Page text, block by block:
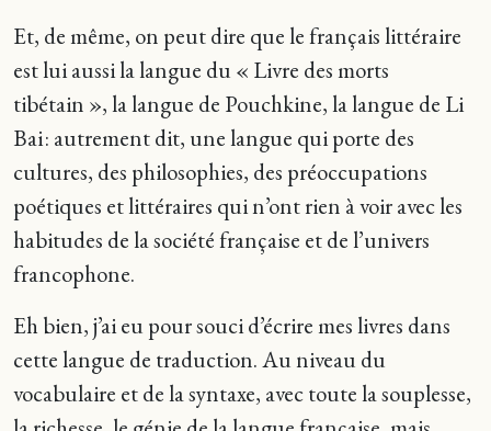
Et, de même, on peut dire que le français littéraire
est lui aussi la langue du « Livre des morts
tibétain », la langue de Pouchkine, la langue de Li
Bai : autrement dit, une langue qui porte des
cultures, des philosophies, des préoccupations
poétiques et littéraires qui n’ont rien à voir avec les
habitudes de la société française et de l’univers
francophone.
Eh bien, j’ai eu pour souci d’écrire mes livres dans
cette langue de traduction. Au niveau du
vocabulaire et de la syntaxe, avec toute la souplesse,